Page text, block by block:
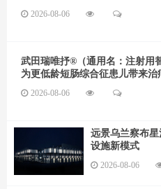
2026-08-06
武田瑞唯抒®（通用名：注射用
为更低龄短肠综合征患儿带来治
2026-08-06
远景乌兰察布
设施新模式
2026-08-06